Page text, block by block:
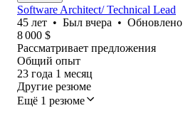
Software Architect/ Technical Lead
45 лет • Был вчера • Обновлено
8 000 $
Рассматривает предложения
Общий опыт
23 года 1 месяц
Другие резюме
Ещё 1 резюме